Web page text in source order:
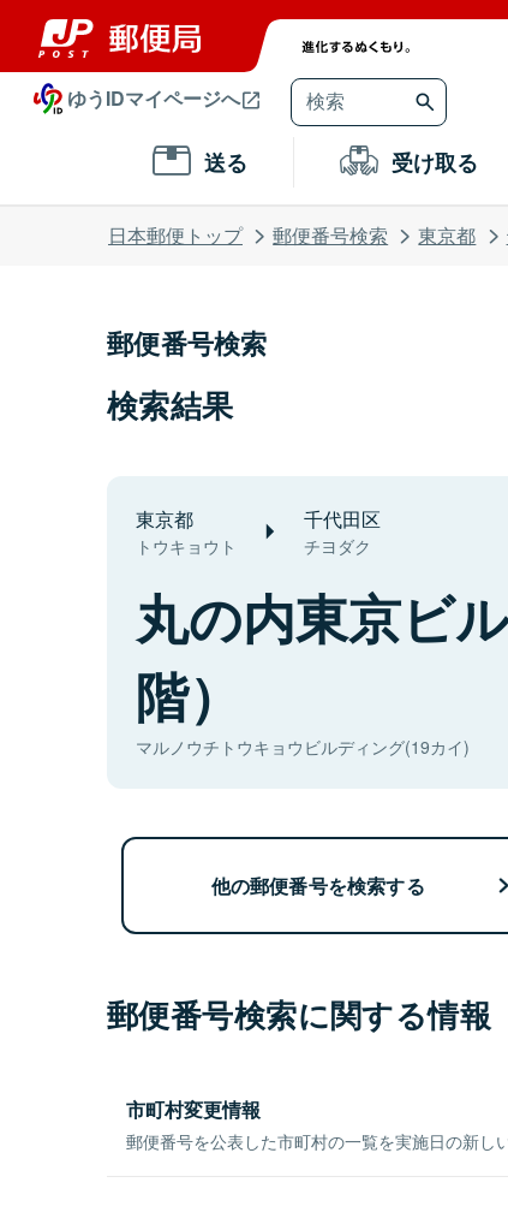
ゆうIDマイページへ
送る 受け取る
日本郵便トップ 郵便番号検索 東京都
郵便番号検索
検索結果
東京都
トウキョウト
千代田区
チヨダク
丸の内東京ビ
階）
マルノウチトウキョウビルディング(19カイ)
他の郵便番号を検索する
郵便番号検索に関する情報
市町村変更情報
郵便番号を公表した市町村の一覧を実施日の新し